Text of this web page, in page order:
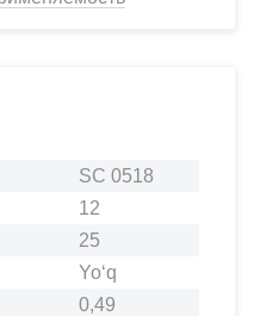
SC 0518
12
25
Yo‘q
0,49